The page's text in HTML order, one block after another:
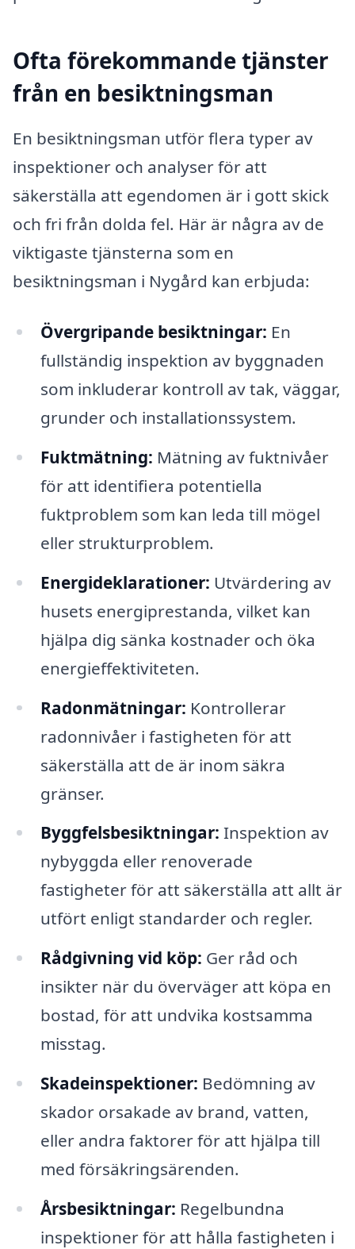
Ofta förekommande tjänster
från en besiktningsman
En besiktningsman utför flera typer av
inspektioner och analyser för att
säkerställa att egendomen är i gott skick
och fri från dolda fel. Här är några av de
viktigaste tjänsterna som en
besiktningsman i Nygård kan erbjuda:
Övergripande besiktningar: En
fullständig inspektion av byggnaden
som inkluderar kontroll av tak, väggar,
grunder och installationssystem.
Fuktmätning: Mätning av fuktnivåer
för att identifiera potentiella
fuktproblem som kan leda till mögel
eller strukturproblem.
Energideklarationer: Utvärdering av
husets energiprestanda, vilket kan
hjälpa dig sänka kostnader och öka
energieffektiviteten.
Radonmätningar: Kontrollerar
radonnivåer i fastigheten för att
säkerställa att de är inom säkra
gränser.
Byggfelsbesiktningar: Inspektion av
nybyggda eller renoverade
fastigheter för att säkerställa att allt är
utfört enligt standarder och regler.
Rådgivning vid köp: Ger råd och
insikter när du överväger att köpa en
bostad, för att undvika kostsamma
misstag.
Skadeinspektioner: Bedömning av
skador orsakade av brand, vatten,
eller andra faktorer för att hjälpa till
med försäkringsärenden.
Årsbesiktningar: Regelbundna
inspektioner för att hålla fastigheten i